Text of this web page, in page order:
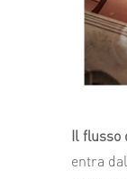
Il flusso
entra